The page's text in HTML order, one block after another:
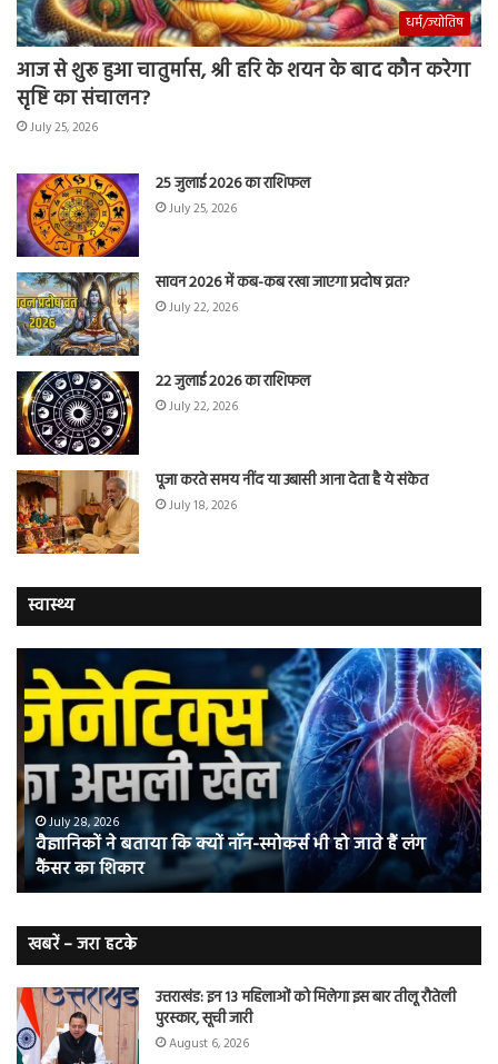
धर्म/ज्योतिष
आज से शुरू हुआ चातुर्मास, श्री हरि के शयन के बाद कौन करेगा
सृष्टि का संचालन?
July 25, 2026
25 जुलाई 2026 का राशिफल
July 25, 2026
सावन 2026 में कब-कब रखा जाएगा प्रदोष व्रत?
July 22, 2026
22 जुलाई 2026 का राशिफल
July 22, 2026
पूजा करते समय नींद या उबासी आना देता है ये संकेत
July 18, 2026
स्वास्थ्य
बताया
कि
क्यों
नॉन-
स्मोकर्स
भी
हो
हैं
कैंसर का
शिकार
July 28, 2026
वैज्ञानिकों ने बताया कि क्यों नॉन-स्मोकर्स भी हो जाते हैं लंग
कैंसर का शिकार
में
की
खबरें – जरा हटके
उत्तराखंड: इन 13 महिलाओं को मिलेगा इस बार तीलू रौतेली
पुरस्कार, सूची जारी
August 6, 2026